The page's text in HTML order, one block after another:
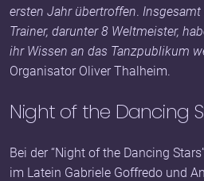
ersten Jahr übertroffen. Insgesamt
Trainer, darunter 8 Weltmeister,
ihr Wissen an das Tanzpublikum
Organisator Oliver Thalheim.
Night of the Dancing
Bei der “Night of the Dancing
im Latein Gabriele Goffredo und